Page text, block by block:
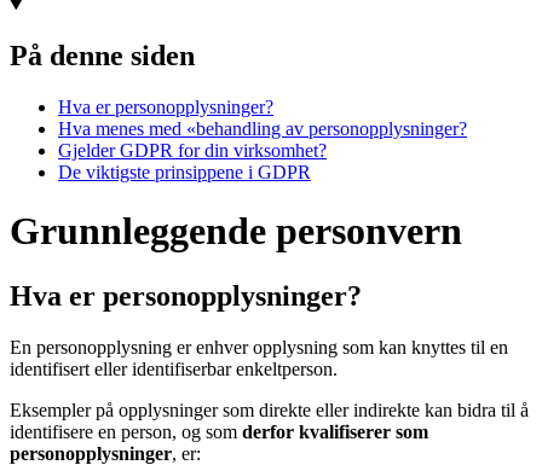
På denne siden
Hva er personopplysninger?
Hva menes med «behandling av personopplysninger?
Gjelder GDPR for din virksomhet?
De viktigste prinsippene i GDPR
Grunnleggende personvern
Hva er personopplysninger?
En personopplysning er enhver opplysning som kan knyttes til en
identifisert eller identifiserbar enkeltperson.
Eksempler på opplysninger som direkte eller indirekte kan bidra til å
identifisere en person, og som derfor kvalifiserer som
personopplysninger, er: